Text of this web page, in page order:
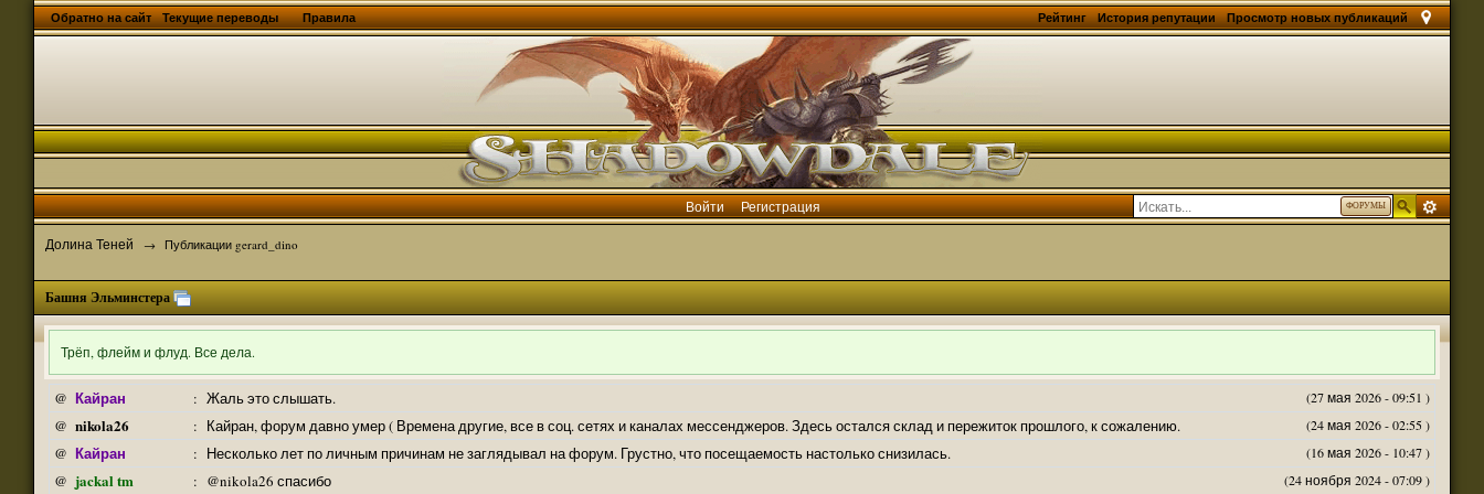
Просмотр новых публикаций
Обратно на сайт Текущие переводы История репутации
Рейтинг
Правила
ФОРУМЫ
Войти Регистрация
Долина Теней → Публикации gerard_dino
Башня Эльминстера
Трёп, флейм и флуд. Все дела.
@ Кайран : (27 мая 2026 - 09:51 )
Жаль это слышать.
@ nikola26 : (24 мая 2026 - 02:55 )
Кайран, форум давно умер ( Времена другие, все в соц. сетях и каналах мессенджеров. Здесь остался склад и пережиток прошлого, к сожалению.
@ Кайран : (16 мая 2026 - 10:47 )
Несколько лет по личным причинам не заглядывал на форум. Грустно, что посещаемость настолько снизилась.
@ jackal tm : (24 ноября 2024 - 07:09 )
@nikola26 спасибо